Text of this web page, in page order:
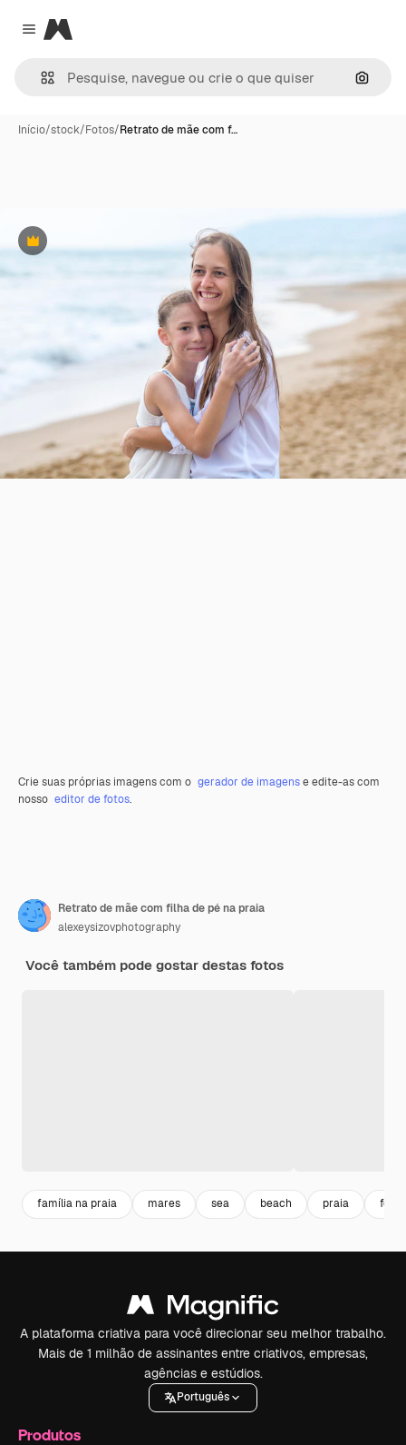
Close menu
Magnific
Início/stock/Fotos/Retrato de mãe com f…
Premium
Crie suas próprias imagens com o gerador de imagense edite-as com
nosso editor de fotos.
Retrato de mãe com filha de pé na praia
alexeysizovphotography
Você também pode gostar destas fotos
família na praia mares sea beach praia
A plataforma criativa para você direcionar seu melhor trabalho.
Mais de 1 milhão de assinantes entre criativos, empresas,
agências e estúdios.
Português
Produtos